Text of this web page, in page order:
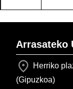
Arrasateko
Herriko
(Gipuzkoa)